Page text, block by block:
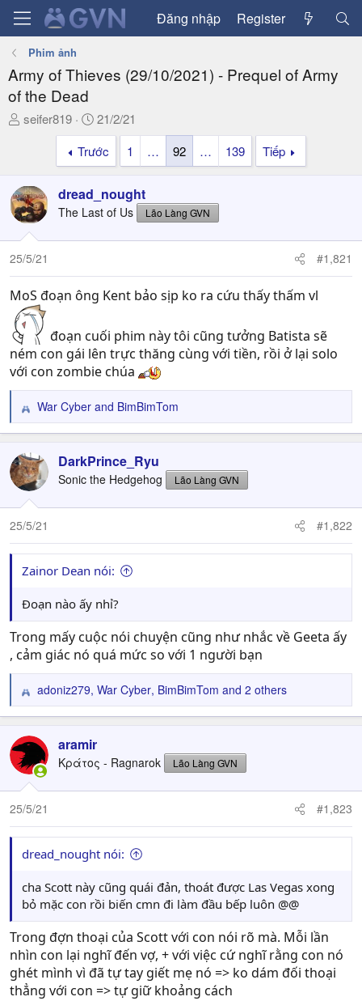
Đăng nhập Register
Phim ảnh
Army of Thieves (29/10/2021) - Prequel of Army
of the Dead
T
a
d
s
t
a
e
r
seifer819
N
g
à
y
ử
i
21/2/21
Trước
1 … 92 … 139 Tiếp
dread_nought
The Last of Us Lão Làng GVN
25/5/21 #1,821
MoS đoạn ông Kent bảo sịp ko ra cứu thấy thấm vl
đoạn cuối phim này tôi cũng tưởng Batista sẽ
ném con gái lên trực thăng cùng với tiền, rồi ở lại solo
với con zombie chúa
R
e
c
t
i
o
n
:
War Cyber and BimBimTom
DarkPrince_Ryu
Sonic the Hedgehog Lão Làng GVN
25/5/21 #1,822
Zainor Dean nói:
Đoạn nào ấy nhỉ?
Trong mấy cuộc nói chuyện cũng như nhắc về Geeta ấy
, cảm giác nó quá mức so với 1 người bạn
R
e
c
t
i
o
n
:
adoniz279, War Cyber, BimBimTom and 2 others
aramir
Κράτος - Ragnarok Lão Làng GVN
25/5/21 #1,823
dread_nought nói:
cha Scott này cũng quái đản, thoát được Las Vegas xong
bỏ mặc con rồi biến cmn đi làm đầu bếp luôn @@
Trong đợn thoại của Scott với con nói rõ mà. Mỗi lần
nhìn con lại nghĩ đến vợ, + với việc cứ nghĩ rằng con nó
ghét mình vì đã tự tay giết mẹ nó => ko dám đối thoại
thẳng với con => tự giữ khoảng cách